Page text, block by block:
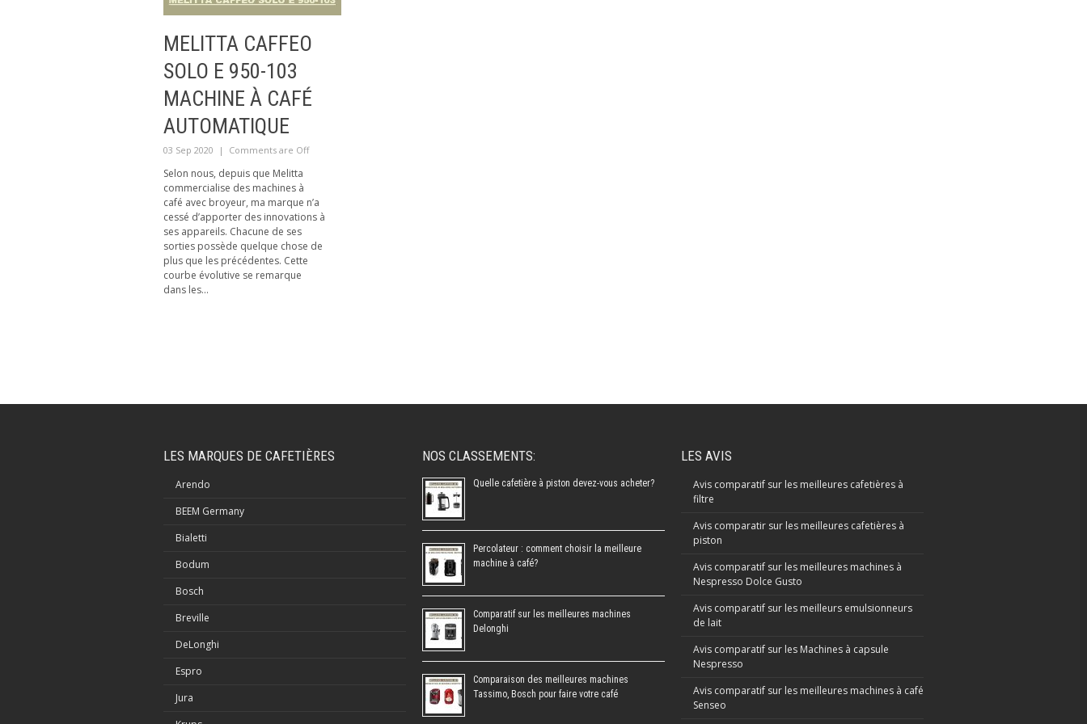
MELITTA CAFFEO
SOLO E 950-103
MACHINE À CAFÉ
AUTOMATIQUE
03 Sep 2020 | Comments are Off
Selon nous, depuis que Melitta
commercialise des machines à
café avec broyeur, ma marque n’a
cessé d’apporter des innovations à
ses appareils. Chacune de ses
sorties possède quelque chose de
plus que les précédentes. Cette
courbe évolutive se remarque
dans les...
LES MARQUES DE CAFETIÈRES
Arendo
BEEM Germany
Bialetti
Bodum
Bosch
Breville
DeLonghi
Espro
Jura
NOS CLASSEMENTS:
Quelle cafetière à piston devez-vous acheter?
Percolateur : comment choisir la meilleure
machine à café?
Comparatif sur les meilleures machines
Delonghi
Comparaison des meilleures machines
Tassimo, Bosch pour faire votre café
LES AVIS
Avis comparatif sur les meilleures cafetières à
filtre
Avis comparatir sur les meilleures cafetières à
piston
Avis comparatif sur les meilleures machines à
Nespresso Dolce Gusto
Avis comparatif sur les meilleurs emulsionneurs
de lait
Avis comparatif sur les Machines à capsule
Nespresso
Avis comparatif sur les meilleures machines à café
Senseo